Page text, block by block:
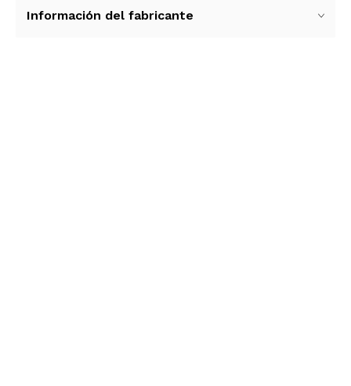
inigualable. Su diseño neutro y colorido se
Información del fabricante